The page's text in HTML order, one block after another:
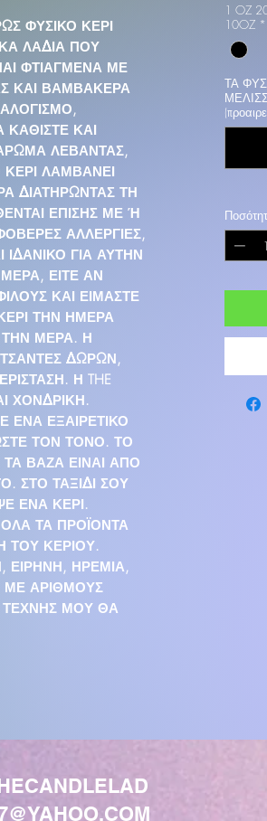
ΦΥΣΙΚΟ ΚΕΡΙ
ΛΑΔΙΑ ΠΟΥ
ΦΤΙΑΓΜΕΝΑ ΜΕ
ΚΑΙ ΒΑΜΒΑΚΕΡΑ
ΚΑΙ
ΛΕΒΑΝΤΑΣ,
ΚΕΡΙ ΛΑΜΒΑΝΕΙ
ΔΙΑΤΗΡΩΝΤΑΣ ΤΗ
ΕΠΙΣΗΣ ΜΕ Ή
ΑΛΛΕΡΓΙΕΣ,
ΓΙΑ ΑΥΤΗΝ
ΕΙΤΕ ΑΝ
ΚΑΙ ΕΙΜΑΣΤΕ
ΤΗΝ ΗΜΕΡΑ
ΜΕΡΑ. Η
ΤΣΑΝΤΕΣ ΔΩΡΩΝ,
Η THE
ΧΟΝΔΡΙΚΗ.
ΕΝΑ ΕΞΑΙΡΕΤΙΚΟ
ΤΟΝ ΤΟΝΟ. ΤΟ
ΒΑΖΑ ΕΙΝΑΙ ΑΠΟ
ΣΤΟ ΤΑΞΙΔΙ ΣΟΥ
ΕΝΑ ΚΕΡΙ.
ΤΑ ΠΡΟΪΟΝΤΑ
ΤΟΥ ΚΕΡΙΟΥ.
ΗΡΕΜΙΑ,
ΜΕ ΑΡΙΘΜΟΥΣ
ΤΕΧΝΗΣ ΜΟΥ ΘΑ
1 OZ
10OZ *
ΤΑ